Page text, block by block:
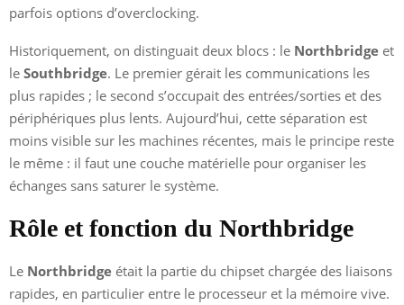
parfois options d’overclocking.
Historiquement, on distinguait deux blocs : le Northbridge et
le Southbridge. Le premier gérait les communications les
plus rapides ; le second s’occupait des entrées/sorties et des
périphériques plus lents. Aujourd’hui, cette séparation est
moins visible sur les machines récentes, mais le principe reste
le même : il faut une couche matérielle pour organiser les
échanges sans saturer le système.
Rôle et fonction du Northbridge
Le Northbridge était la partie du chipset chargée des liaisons
rapides, en particulier entre le processeur et la mémoire vive.